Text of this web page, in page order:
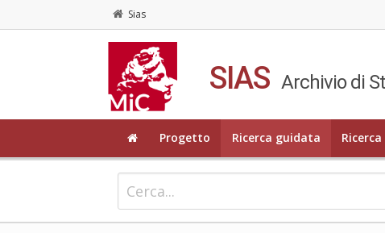
Sias
SIAS Archivio di
Progetto Ricerca guidata